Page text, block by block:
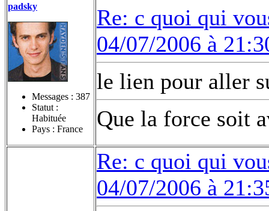
padsky
Messages : 387
Statut :
Habituée
Pays : France
Re: c quoi qui
04/07/2006 à
le lien pour aller
Que la force soit
Re: c quoi qui
04/07/2006 à